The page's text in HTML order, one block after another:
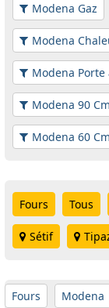
Modena Gaz
Modena
Modena
Modena 90
Modena 60
Fours Tous
Sétif
Fours Modena